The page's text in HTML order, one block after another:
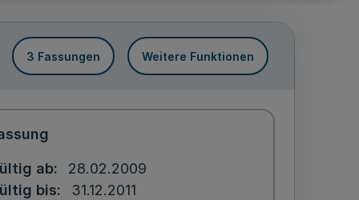
3 Fassungen Weitere Funktionen
ab
28.02.2009
bis
31.12.2011